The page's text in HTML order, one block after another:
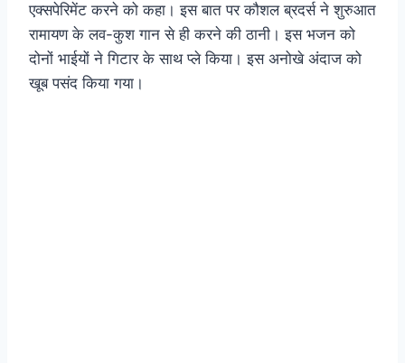
एक्सपेरिमेंट करने को कहा। इस बात पर कौशल ब्रदर्स ने शुरुआत
रामायण के लव-कुश गान से ही करने की ठानी। इस भजन को
दोनों भाईयों ने गिटार के साथ प्ले किया। इस अनोखे अंदाज को
खूब पसंद किया गया।